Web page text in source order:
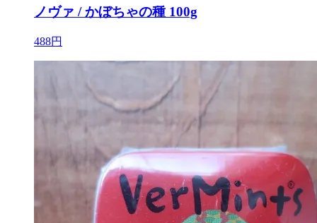
ノヴァ / かぼちゃの種 100g
488円